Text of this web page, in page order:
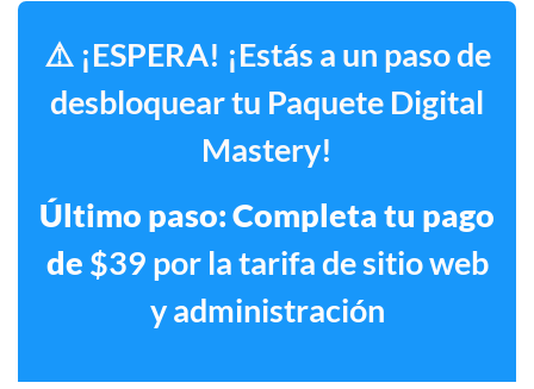
⚠️ ¡ESPERA! ¡Estás a un paso de
desbloquear tu Paquete Digital
Mastery!
Último paso: Completa tu pago
de $39 por la tarifa de sitio web
y administración